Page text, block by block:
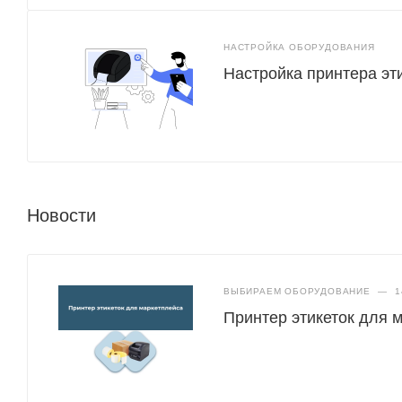
НАСТРОЙКА ОБОРУДОВАНИЯ
Настройка принтера
Новости
ВЫБИРАЕМ ОБОРУДОВАНИЕ —
Принтер этикеток для